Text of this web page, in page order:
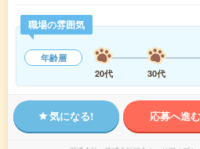
職場の雰囲気
年齢層
20代
30代
気になる! 応募へ進む